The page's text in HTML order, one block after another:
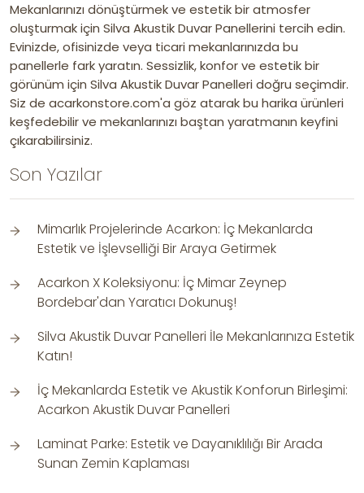
Mekanlarınızı dönüştürmek ve estetik bir atmosfer
oluşturmak için Silva Akustik Duvar Panellerini tercih edin.
Evinizde, ofisinizde veya ticari mekanlarınızda bu
panellerle fark yaratın. Sessizlik, konfor ve estetik bir
görünüm için Silva Akustik Duvar Panelleri doğru seçimdir.
Siz de acarkonstore.com'a göz atarak bu harika ürünleri
keşfedebilir ve mekanlarınızı baştan yaratmanın keyfini
çıkarabilirsiniz.
Son Yazılar
Mimarlık Projelerinde Acarkon: İç Mekanlarda
Estetik ve İşlevselliği Bir Araya Getirmek
Acarkon X Koleksiyonu: İç Mimar Zeynep
Bordebar'dan Yaratıcı Dokunuş!
Silva Akustik Duvar Panelleri İle Mekanlarınıza Estetik
Katın!
İç Mekanlarda Estetik ve Akustik Konforun Birleşimi:
Acarkon Akustik Duvar Panelleri
Laminat Parke: Estetik ve Dayanıklılığı Bir Arada
Sunan Zemin Kaplaması